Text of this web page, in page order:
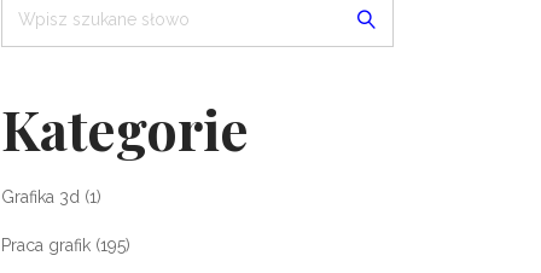
Kategorie
Grafika 3d (1)
Praca grafik (195)